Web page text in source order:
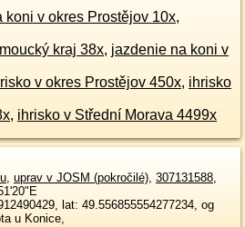
koni v okres Prostějov 10x,
kraj 38x, jazdenie na koni v
v okres Prostějov 450x, ihrisko
, ihrisko v Střední Morava 4499x
, uprav v JOSM (pokročilé), 307131588,
lat: 49.556855554277234, og
u Konice,